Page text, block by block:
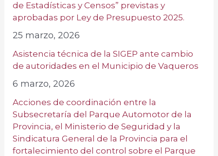
de Estadísticas y Censos” previstas y
aprobadas por Ley de Presupuesto 2025.
25 marzo, 2026
Asistencia técnica de la SIGEP ante cambio
de autoridades en el Municipio de Vaqueros
6 marzo, 2026
Acciones de coordinación entre la
Subsecretaría del Parque Automotor de la
Provincia, el Ministerio de Seguridad y la
Sindicatura General de la Provincia para el
fortalecimiento del control sobre el Parque